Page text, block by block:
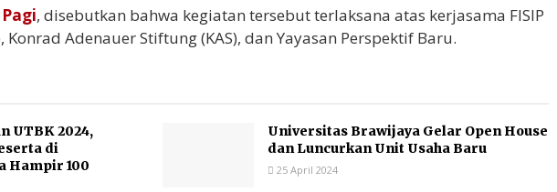
, disebutkan bahwa kegiatan tersebut terlaksana atas kerjasama FISIP
Adenauer Stiftung (KAS), dan Yayasan Perspektif Baru.
UTBK 2024,
di
Hampir 100
Universitas Brawijaya Gelar Open House
dan Luncurkan Unit Usaha Baru
25 April 2024